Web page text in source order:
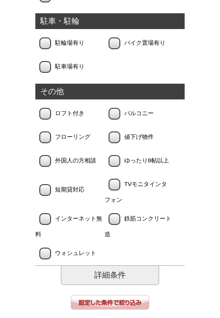
駐車・駐輪
駐輪場有り バイク置場有り
駐車場有り
その他
ロフト付き バルコニー
フローリング 値下げ物件
外国人の方相談 ゆったり8帖以上
短期貸対応
TVモニタインタ
フォン
インターネット無
料
鉄筋コンクリート
造
ウォシュレット